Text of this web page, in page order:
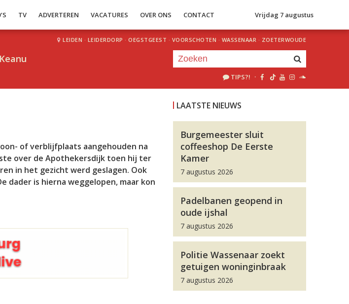
TV ADVERTEREN VACATURES OVER ONS CONTACT Vrijdag 7 augustus
LEIDEN · LEIDERDORP · OEGSTGEEST · VOORSCHOTEN · WASSENAAR · ZOETERWOUDE
TIPS?! ·
of verblijfplaats aangehouden na
over de Apothekersdijk toen hij ter
in het gezicht werd geslagen. Ook
dader is hierna weggelopen, maar kon
LAATSTE NIEUWS
Burgemeester sluit
coffeeshop De Eerste
Kamer
7 augustus 2026
Padelbanen geopend in
oude ijshal
7 augustus 2026
Politie Wassenaar zoekt
getuigen woninginbraak
7 augustus 2026